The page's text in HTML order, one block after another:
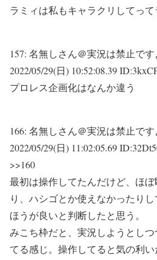
ラミィは私もキャラクリしてっ
157: 名無しさん＠実況は禁止です
2022/05/29(日) 10:52:08.39
プロレス企画化はなんか違う
166: 名無しさん＠実況は禁止です
2022/05/29(日) 11:02:05.69
>>160
最初は操作してたんだけど、ほ
り、ハシゴとか使えなかったり
ほうが良いと判断したと思う。
みこち枠だと、実況しようとし
てる感じ。操作してると気の利